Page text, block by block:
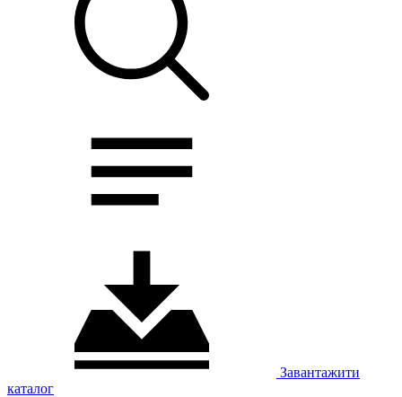
Завантажити
каталог